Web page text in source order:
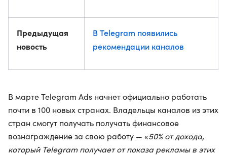
Предыдущая
новость
В Telegram появились
рекомендации каналов
В марте Telegram Ads начнет официально работать
почти в 100 новых странах. Владельцы каналов из этих
стран смогут получать получать финансовое
вознаграждение за свою работу — «50% от дохода,
который Telegram получает от показа рекламы в этих